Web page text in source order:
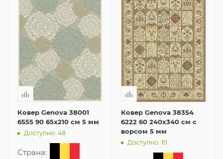
Ковер Genova 38001
6555 90 65x210 см 5 мм
Доступно: 48
Страна:
Ковер Genova 38354
6222 60 240x340 см с
ворсом 5 мм
Доступно: 10